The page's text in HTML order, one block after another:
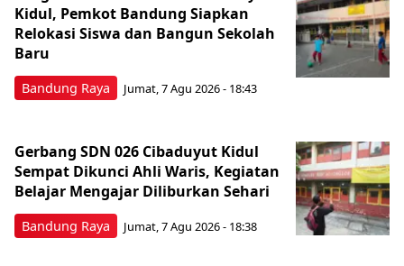
Bandung Raya
Kidul, Pemkot Bandung Siapkan
Relokasi Siswa dan Bangun Sekolah
Baru
Jumat, 7 Agu 2026 - 18:43
Bandung Raya
Gerbang SDN 026 Cibaduyut Kidul
Sempat Dikunci Ahli Waris, Kegiatan
Belajar Mengajar Diliburkan Sehari
Jumat, 7 Agu 2026 - 18:38